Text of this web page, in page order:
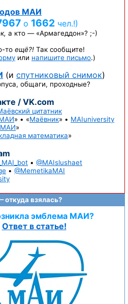
МАИ
о 1662 чел.!)
а кто — «Армагеддон»? ;-)
то ещё?! Так сообщите!
или напишите письмо.)
(и спутниковый снимок)
общаги, проходные?
/ VK.com
цитатник
» • «Маёвник» • MAIuniversity
МАИ»
математика»
• @MAIslushaet
• @MemetikaMAI
взялась?
эмблема МАИ?
Ответ в статье!